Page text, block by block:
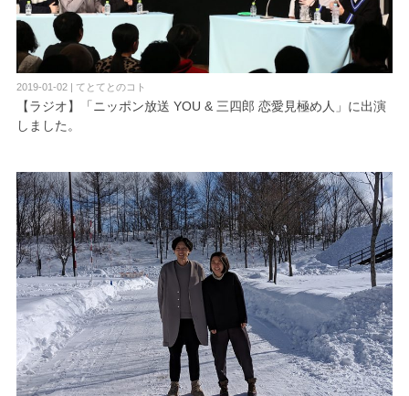
2019-01-02 | てとてとのコト
【ラジオ】「ニッポン放送 YOU & 三四郎 恋愛見極め人」に出演
しました。